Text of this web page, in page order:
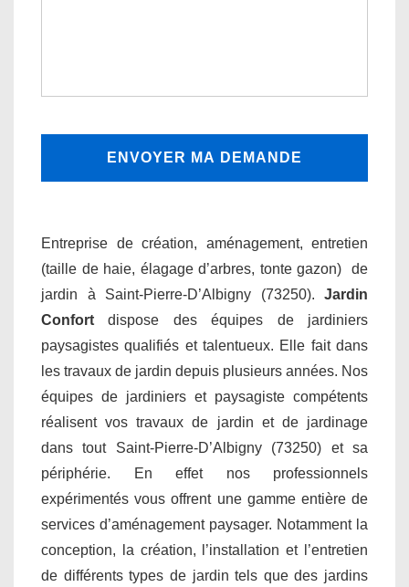
Entreprise de création, aménagement, entretien
(taille de haie, élagage d’arbres, tonte gazon) de
jardin à Saint-Pierre-D’Albigny (73250). Jardin
Confort dispose des équipes de jardiniers
paysagistes qualifiés et talentueux. Elle fait dans
les travaux de jardin depuis plusieurs années. Nos
équipes de jardiniers et paysagiste compétents
réalisent vos travaux de jardin et de jardinage
dans tout Saint-Pierre-D’Albigny (73250) et sa
périphérie. En effet nos professionnels
expérimentés vous offrent une gamme entière de
services d’aménagement paysager. Notamment la
conception, la création, l’installation et l’entretien
de différents types de jardin tels que des jardins